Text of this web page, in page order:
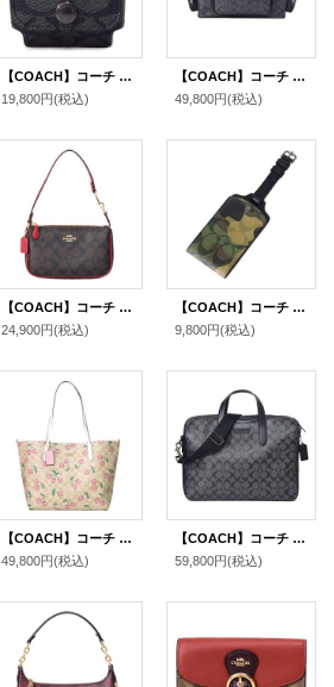
【COACH】コーチ コーティングキャンバス カーフレザー シグネチャー イヤホン airpods pro エアーポッズプロ ケース バッグチャーム キーホルダー チャコール（日本未発売）
19,800円(税込)
【COACH】コーチ メンズ バッグ コーティングキャンバス レザー シグネチャー ロゴ フィン クロスボディ 斜め掛け ショルダーバッグ チャコール×ブラック〔日本未発売〕
49,800円(税込)
【COACH】コーチ バッグ コーティングキャンバス レザー シグネチャー ノリータ 19 リストレット マルチ ポーチ ハンドバッグ ブラウン×レッド〔日本未発売〕
24,900円(税込)
【COACH】コーチ コーティングキャンバス レザー シグネチャー カモフラ 迷彩柄 ラゲージ ネーム タグ キーホルダー グリーンマルチ〔日本未発売〕
9,800円(税込)
【COACH】コーチ コーティングキャンバス レザー シグネチャー チェリー さくらんぼ ロゴ シティ トートバッグ ライトカーキマルチ〔日本未発売〕
49,800円(税込)
【COACH】コーチ コーティングキャンバス レザー メンズ シグネチャー スリム 2WAY ビジネス ブリーフ ショルダーバッグ チャコール×ブラック〔日本未発売〕
59,800円(税込)